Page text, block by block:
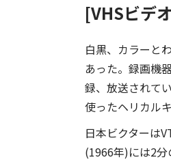
[VHSビデオ
白黒、カラーと
あった。録画機
録、放送されて
使ったヘリカル
日本ビクターは
(1966年)には2